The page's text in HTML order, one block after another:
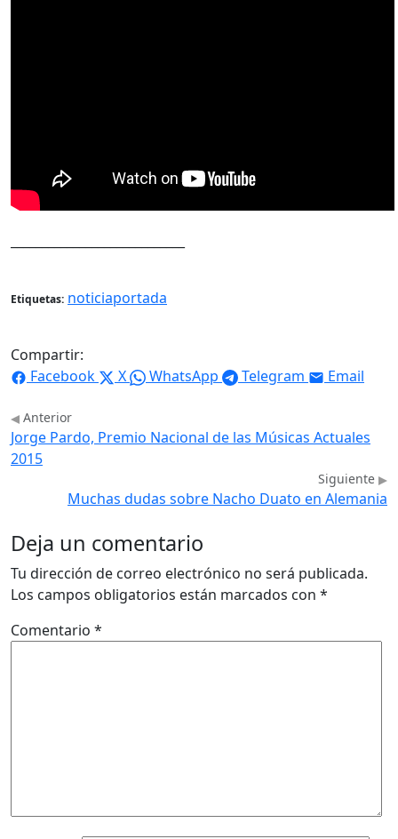
Etiquetas: noticiaportada
Compartir:
Facebook
X WhatsApp Telegram Email
Anterior
Jorge Pardo, Premio Nacional de las Músicas Actuales
2015
Siguiente
Muchas dudas sobre Nacho Duato en Alemania
Deja un comentario
Tu dirección de correo electrónico no será publicada.
Los campos obligatorios están marcados con *
Comentario *